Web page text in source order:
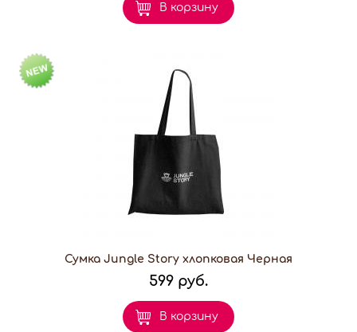
В корзину
Сумка Jungle Story хлопковая Черная
599 руб.
В корзину